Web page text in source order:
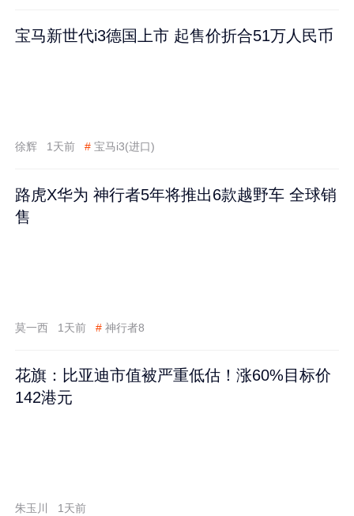
宝马新世代i3德国上市 起售价折合51万人民币
徐辉 1天前 # 宝马i3(进口)
路虎X华为 神行者5年将推出6款越野车 全球销
售
莫一西 1天前 # 神行者8
花旗：比亚迪市值被严重低估！涨60%目标价
142港元
朱玉川 1天前